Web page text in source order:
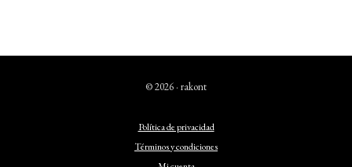
© 2026 · rakont
Política de privacidad
Términos y condiciones